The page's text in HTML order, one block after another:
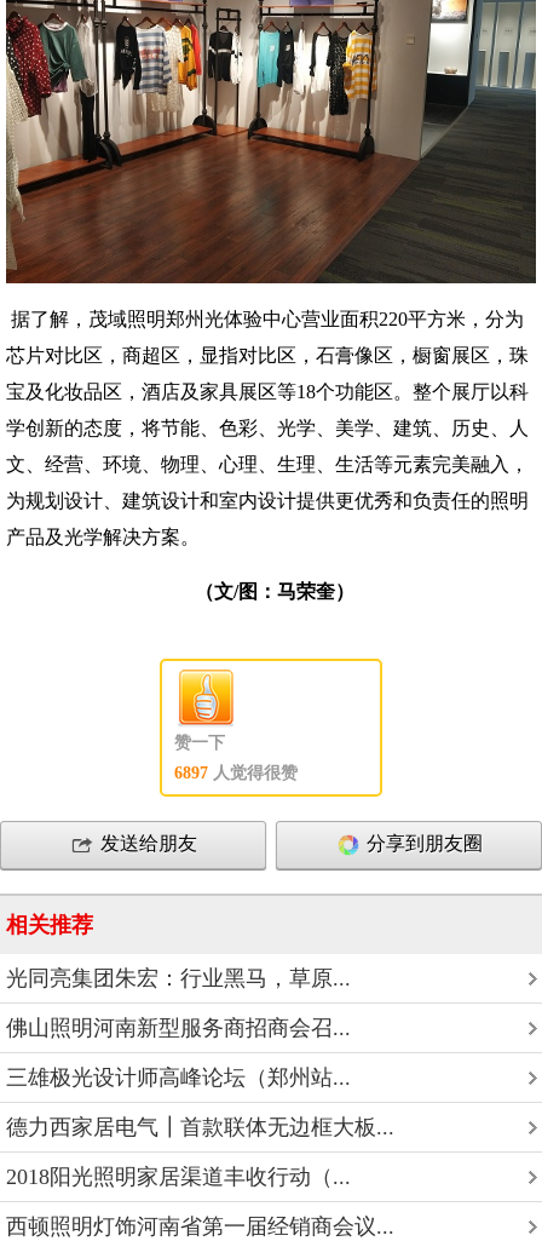
据了解，茂域照明郑州光体验中心营业面积220平方米，分为
芯片对比区，商超区，显指对比区，石膏像区，橱窗展区，珠
宝及化妆品区，酒店及家具展区等18个功能区。整个展厅以科
学创新的态度，将节能、色彩、光学、美学、建筑、历史、人
文、经营、环境、物理、心理、生理、生活等元素完美融入，
为规划设计、建筑设计和室内设计提供更优秀和负责任的照明
产品及光学解决方案。
（文/图：马荣奎）
赞一下
6897 人觉得很赞
发送给朋友 分享到朋友圈
相关推荐
光同亮集团朱宏：行业黑马，草原...
佛山照明河南新型服务商招商会召...
三雄极光设计师高峰论坛（郑州站...
德力西家居电气┃首款联体无边框大板...
2018阳光照明家居渠道丰收行动（...
西顿照明灯饰河南省第一届经销商会议...